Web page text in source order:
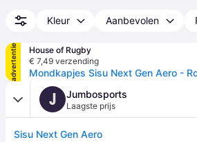
Kleur Aanbevolen
advertentie
House of Rugby
€ 7,49 verzending
Mondkapjes Sisu Next Gen Aero -
J Jumbosports
Laagste prijs
Sisu Next Gen Aero